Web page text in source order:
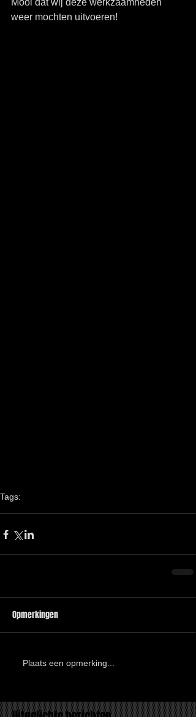
Mooi dat wij deze werkzaamheden
weer mochten uitvoeren!
Tags:
Opmerkingen
Plaats een opmerking...